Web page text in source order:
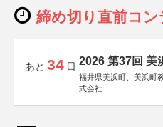
締め切り直前コン
あと 34 日 2026 第37回 美
福井県美浜町、美浜町
式会社